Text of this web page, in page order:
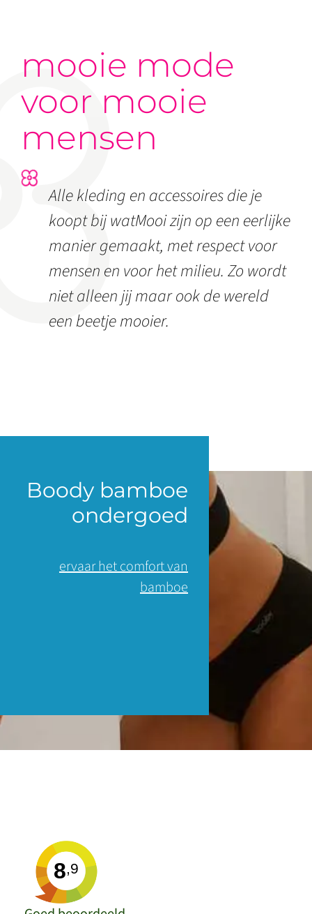
mooie mode
voor mooie
mensen
Alle kleding en accessoires die je
koopt bij watMooi zijn op een eerlijke
manier gemaakt, met respect voor
mensen en voor het milieu. Zo wordt
niet alleen jij maar ook de wereld
een beetje mooier.
Boody bamboe
ondergoed
ervaar het comfort van
bamboe
8,9